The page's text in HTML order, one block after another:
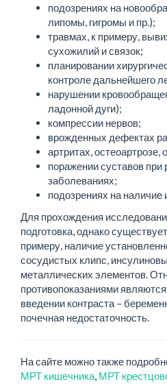
подозрениях на
липомы, гигромы и пр.);
травмах, к примеру,
сухожилий и связок;
планировании
контроле дальнейшего
нарушении
ладонной дуги);
компрессии нервов;
врожденных дефектах
артритах, остеоартрозе,
поражении суставов при
заболеваниях;
подозрениях на наличие
Для прохождения
подготовка, однако
примеру, наличие
сосудистых клипс,
металлических элементов.
противопоказаниями
введении контраста –
почечная недостаточность.
На сайте можно также
МРТ кишечника МРТ